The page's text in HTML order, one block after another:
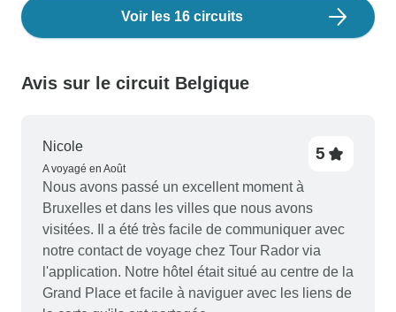
Voir les 16 circuits
Avis sur le circuit Belgique
Nicole
A voyagé en Août
5
Nous avons passé un excellent moment à
Bruxelles et dans les villes que nous avons
visitées. Il a été très facile de communiquer avec
notre contact de voyage chez Tour Rador via
l'application. Notre hôtel était situé au centre de la
Grand Place et facile à naviguer avec les liens de